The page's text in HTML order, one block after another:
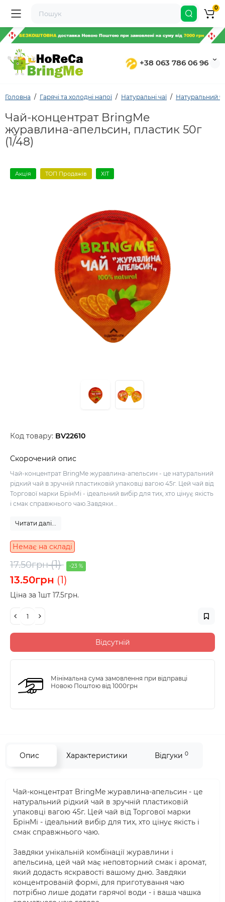
+38 063 786 06 96
0
Головна Гарячі та холодні напої Натуральні чаї Натуральний
Чай-концентрат BringMe
журавлина-апельсин, пластик 50г
(1/48)
Акція ТОП Продажів ХІТ
Код товару: BV22610
Скорочений опис
Чай-концентрат BringMe журавлина-апельсин - це натуральний
рідкий чай в зручній пластиковій упаковці вагою 45г. Цей чай від
Торгової марки БрінМі - ідеальний вибір для тих, хто цінує якість
і смак справжнього чаю.Завдяки...
Читати далі...
Немає на складі
17.50грн(1) -23 %
13.50грн (1)
Ціна за 1шт 17.5грн.
Відсутній
Мінімальна сума замовлення при відправці
Новою Поштою від 1000грн
Опис Характеристики Відгуки 0
Чай-концентрат BringMe журавлина-апельсин - це
натуральний рідкий чай в зручній пластиковій
упаковці вагою 45г. Цей чай від Торгової марки
БрінМі - ідеальний вибір для тих, хто цінує якість і
смак справжнього чаю.
Завдяки унікальній комбінації журавлини і
апельсина, цей чай має неповторний смак і аромат,
який додасть яскравості вашому дню. Завдяки
концентрованій формі, для приготування чаю
потрібно лише додати гарячої води - і ваша чашка